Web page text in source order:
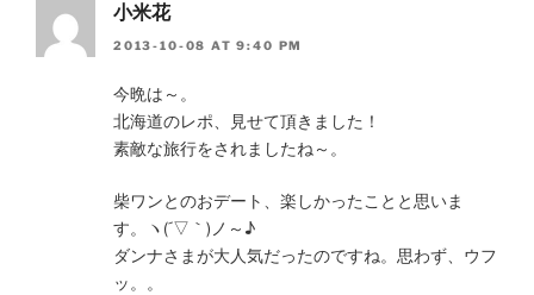
小米花
2013-10-08 AT 9:40 PM
今晩は～。
北海道のレポ、見せて頂きました！
素敵な旅行をされましたね～。
柴ワンとのおデート、楽しかったことと思いま
す。ヽ(´▽｀)ノ～♪
ダンナさまが大人気だったのですね。思わず、ウフ
ッ。。